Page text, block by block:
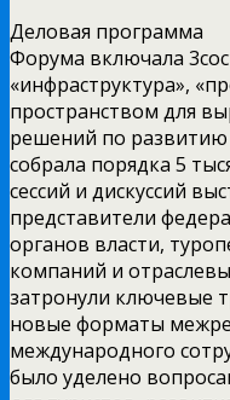
Деловая программа
Форума включала
«инфраструктура»,
пространством для
решений по развитию
собрала порядка 5
сессий и дискуссий
представители
органов власти,
компаний и
затронули ключевые
новые форматы
международного
было уделено